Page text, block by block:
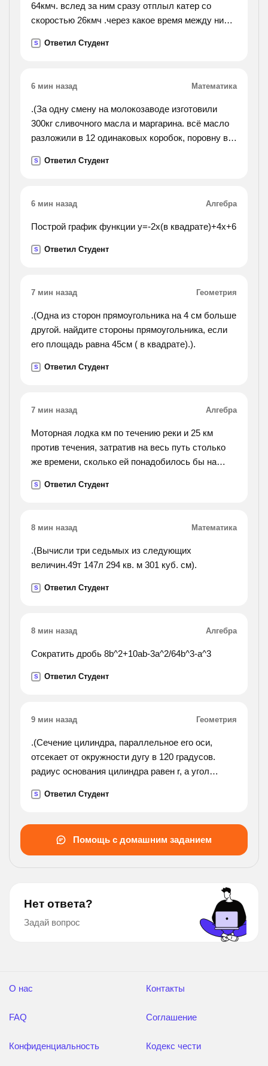
64кмч. вслед за ним сразу отплыл катер со
скоростью 26кмч .через какое время между ними
S Ответил Студент
6 мин назад Математика
.(За одну смену на молокозаводе изготовили
300кг сливочного масла и маргарина. всё масло
разложили в 12 одинаковых коробок, поровну в
таких коробок. сколько килограммов масла и
S Ответил Студент
6 мин назад Алгебра
Построй график функции у=-2х(в квадрате)+4х+6
S Ответил Студент
7 мин назад Геометрия
.(Одна из сторон прямоугольника на 4 см больше
другой. найдите стороны прямоугольника, если
его площадь равна 45см ( в квадрате).).
S Ответил Студент
7 мин назад Алгебра
Моторная лодка км по течению реки и 25 км
против течения, затратив на весь путь столько
же времени, сколько ей понадобилось бы на
скорость лодки в стоячей воде, если
S Ответил Студент
8 мин назад Математика
.(Вычисли три седьмых из следующих
величин.49т 147л 294 кв. м 301 куб. см).
S Ответил Студент
8 мин назад Алгебра
Сократить дробь 8b^2+10ab-3a^2/64b^3-a^3
S Ответил Студент
9 мин назад Геометрия
.(Сечение цилиндра, параллельное его оси,
отсекает от окружности дугу в 120 градусов.
радиус основания цилиндра равен r, а угол
равен 30 градусам. найдите объём цилиндра.).
S Ответил Студент
Помощь с домашним заданием
Нет ответа?
Задай вопрос
О нас
FAQ
Конфиденциальность
Контакты
Соглашение
Кодекс чести